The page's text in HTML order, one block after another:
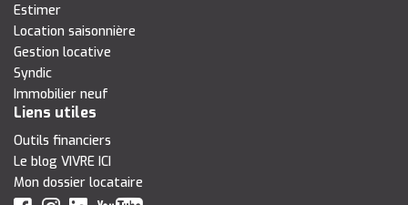
Estimer
Location saisonnière
Gestion locative
Syndic
Immobilier neuf
Liens utiles
Outils financiers
Le blog VIVRE ICI
Mon dossier locataire